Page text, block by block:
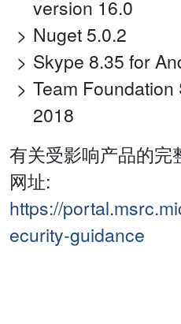
version 16.0
Nuget 5.0.2
Skype 8.35 for
Team
2018
有关受影响产品的完
网址:
https://
ecurity-guidance